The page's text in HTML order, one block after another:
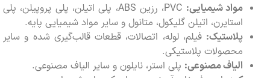
مواد شیمیایی:
PVC، رزین ABS، پلی اتیلن، پلی پروپیلن، پلی
استایرن، اتیلن گلیکول، متانول و سایر مواد شیمیایی پایه.
پلاستیک:فیلم، لوله، اتصالات، قطعات قالب‌گیری شده و سایر
محصولات پلاستیکی.
الیاف مصنوعی:پلی استر، نایلون و سایر الیاف مصنوعی.